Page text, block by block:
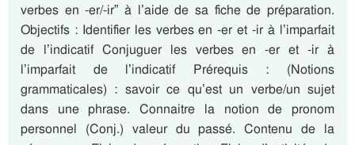
verbes en -er/-ir” à l’aide de sa fiche de préparation.
Objectifs : Identifier les verbes en -er et -ir à l’imparfait
de l’indicatif Conjuguer les verbes en -er et -ir à
l’imparfait de l’indicatif Prérequis : (Notions
grammaticales) : savoir ce qu’est un verbe/un sujet
dans une phrase. Connaitre la notion de pronom
personnel (Conj.) valeur du passé. Contenu de la